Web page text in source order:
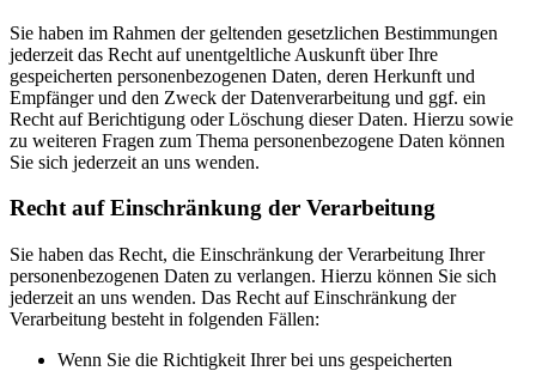
Sie haben im Rahmen der geltenden gesetzlichen Bestimmungen
jederzeit das Recht auf unentgeltliche Auskunft über Ihre
gespeicherten personenbezogenen Daten, deren Herkunft und
Empfänger und den Zweck der Datenverarbeitung und ggf. ein
Recht auf Berichtigung oder Löschung dieser Daten. Hierzu sowie
zu weiteren Fragen zum Thema personenbezogene Daten können
Sie sich jederzeit an uns wenden.
Recht auf Einschränkung der Verarbeitung
Sie haben das Recht, die Einschränkung der Verarbeitung Ihrer
personenbezogenen Daten zu verlangen. Hierzu können Sie sich
jederzeit an uns wenden. Das Recht auf Einschränkung der
Verarbeitung besteht in folgenden Fällen:
Wenn Sie die Richtigkeit Ihrer bei uns gespeicherten